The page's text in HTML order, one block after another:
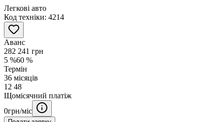
Легкові авто
Код техніки: 4214
Аванс
282 241 грн
5 %60 %
Термін
36 місяців
12 48
Щомісячний платіж
0грн/міс